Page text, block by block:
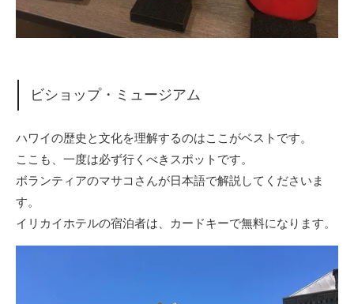
ビショップ・ミュージアム
ハワイの歴史と文化を理解するのはここがベストです。
ここも、一度は必ず行くべきスポットです。
ボランティアのマサコさんが日本語で解説してくださいま
す。
イリカイホテルの宿泊者は、カードキーで無料になります。